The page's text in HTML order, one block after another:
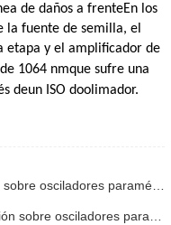
de daños a frenteEn los
la fuente de semilla, el
etapa y el amplificador de
1064 nmque sufre una
deun ISO doolimador.
Anterior entrada anterior : Investigación sobre osciladores paramétricos de infrarrojo medio - Parte 01
Siguiente entrada siguiente : Investigación sobre osciladores paramétricos de infrarrojo medio - Parte 03